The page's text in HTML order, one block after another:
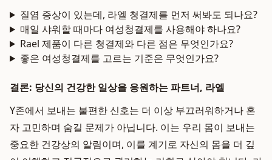
질염 증상이 있는데, 라엘 청결제를 먼저 써봐도 되나요?
매일 샤워할 때마다 여성청결제를 사용해야 하나요?
Rael 제품이 다른 청결제와 다른 점은 무엇인가요?
좋은 여성청결제를 고르는 기준은 무엇인가요?
결론: 당신의 건강한 일상을 응원하는 파트너, 라엘
Y존에서 보내는 불편한 신호는 더 이상 부끄러워하거나 혼
자 고민하며 숨길 문제가 아닙니다. 이는 우리 몸이 보내는
중요한 건강상의 알림이며, 이를 계기로 자신의 몸을 더 깊